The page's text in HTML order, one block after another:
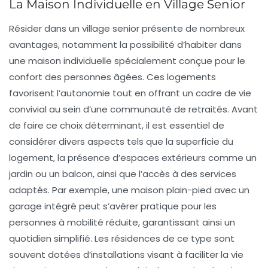
La Maison Individuelle en Village Senior
Résider dans un village seniorprésente de nombreux
avantages, notamment la possibilité d’habiter dans
une maison individuelle spécialement conçue pour le
confort des personnes âgées. Ces logements
favorisent l’autonomie tout en offrant un cadre de vie
convivial au sein d’une communauté de retraités. Avant
de faire ce choix déterminant, il est essentiel de
considérer divers aspects tels que la superficie du
logement, la présence d’espaces extérieurs comme un
jardin ou un balcon, ainsi que l’accès à des services
adaptés. Par exemple, une maison plain-pied avec un
garage intégré peut s’avérer pratique pour les
personnes à mobilité réduite, garantissant ainsi un
quotidien simplifié. Les résidences de ce type sont
souvent dotées d’installations visant à faciliter la vie